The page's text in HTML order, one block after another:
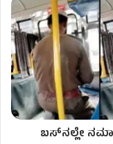
ಬಸ್​ನಲ್ಲೇ